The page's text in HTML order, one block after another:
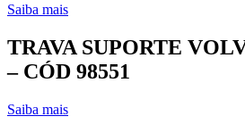
Saiba mais
TRAVA SUPORTE
– CÓD 98551
Saiba mais